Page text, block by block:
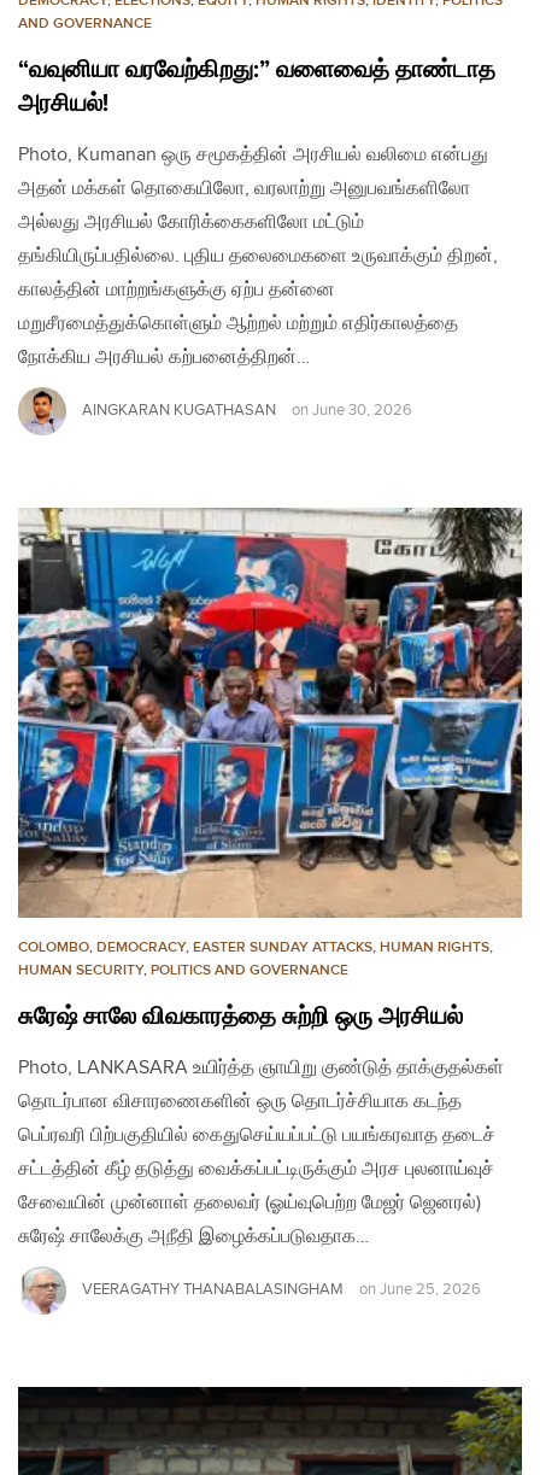
AND GOVERNANCE
“வவுனியா வரவேற்கிறது:” வளைவைத் தாண்டாத
அரசியல்!
Photo, Kumanan ஒரு சமூகத்தின் அரசியல் வலிமை என்பது
அதன் மக்கள் தொகையிலோ, வரலாற்று அனுபவங்களிலோ
அல்லது அரசியல் கோரிக்கைகளிலோ மட்டும்
தங்கியிருப்பதில்லை. புதிய தலைமைகளை உருவாக்கும் திறன்,
காலத்தின் மாற்றங்களுக்கு ஏற்ப தன்னை
மறுசீரமைத்துக்கொள்ளும் ஆற்றல் மற்றும் எதிர்காலத்தை
நோக்கிய அரசியல் கற்பனைத்திறன்…
AINGKARAN KUGATHASAN on June 30, 2026
COLOMBO, DEMOCRACY, EASTER SUNDAY ATTACKS, HUMAN RIGHTS,
HUMAN SECURITY, POLITICS AND GOVERNANCE
சுரேஷ் சாலே விவகாரத்தை சுற்றி ஒரு அரசியல்
Photo, LANKASARA உயிர்த்த ஞாயிறு குண்டுத் தாக்குதல்கள்
தொடர்பான விசாரணைகளின் ஒரு தொடர்ச்சியாக கடந்த
பெப்ரவரி பிற்பகுதியில் கைதுசெய்யப்பட்டு பயங்கரவாத தடைச்
சட்டத்தின் கீழ் தடுத்து வைக்கப்பட்டிருக்கும் அரச புலனாய்வுச்
சேவையின் முன்னாள் தலைவர் (ஓய்வுபெற்ற மேஜர் ஜெனரல்)
சுரேஷ் சாலேக்கு அநீதி இழைக்கப்படுவதாக…
VEERAGATHY THANABALASINGHAM on June 25, 2026